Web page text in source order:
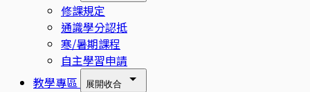
修課規定
通識學分認抵
寒/暑期課程
自主學習申請
教學專區
展開收合